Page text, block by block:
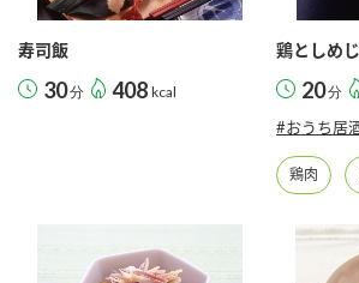
お酢ドリンク
ブランド・スペシャルサイト
ブランド・スペシャルサイト トップ
お酢ドリンク
寿司飯
30分 408 kcal
鶏としめ
20分
#おうち居
鶏肉